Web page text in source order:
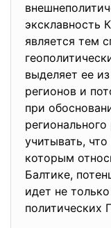
эксклавность
является тем
выделяет ее
регионов и
при
учитывать,
которым
Балтике,
идет не
политических